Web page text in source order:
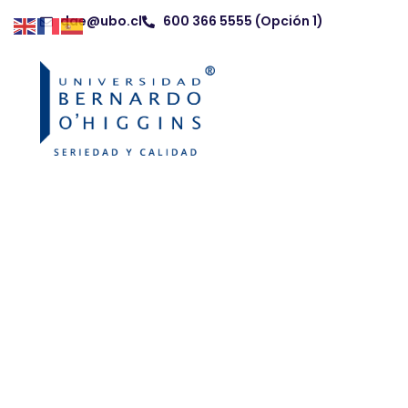
dae@ubo.cl 600 366 5555 (Opción 1)